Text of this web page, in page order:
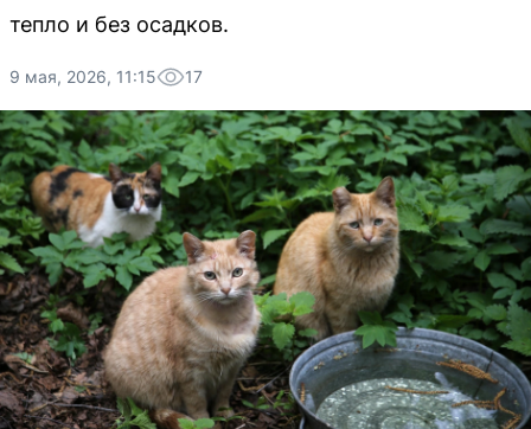
тепло и без осадков.
9 мая, 2026, 11:15 17